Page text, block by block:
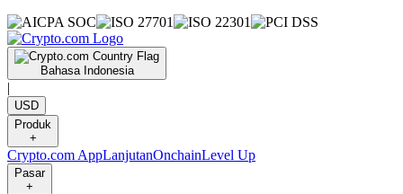
Bahasa Indonesia
|
USD
Produk
+
Crypto.com AppLanjutanOnchainLevel Up
Pasar
+